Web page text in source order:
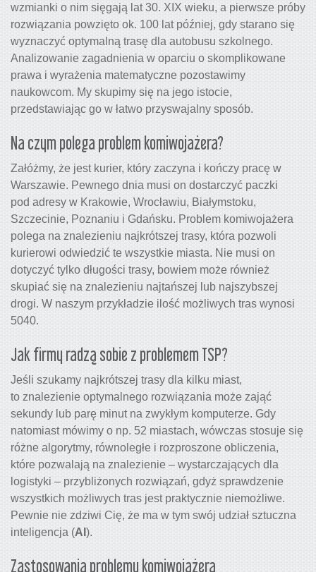
wzmianki o nim sięgają lat 30. XIX wieku, a pierwsze próby
rozwiązania powzięto ok. 100 lat później, gdy starano się
wyznaczyć optymalną trasę dla autobusu szkolnego.
Analizowanie zagadnienia w oparciu o skomplikowane
prawa i wyrażenia matematyczne pozostawimy
naukowcom. My skupimy się na jego istocie,
przedstawiając go w łatwo przyswajalny sposób.
Na czym polega problem komiwojażera?
Załóżmy, że jest kurier, który zaczyna i kończy pracę w
Warszawie. Pewnego dnia musi on dostarczyć paczki
pod adresy w Krakowie, Wrocławiu, Białymstoku,
Szczecinie, Poznaniu i Gdańsku. Problem komiwojażera
polega na znalezieniu najkrótszej trasy, która pozwoli
kurierowi odwiedzić te wszystkie miasta. Nie musi on
dotyczyć tylko długości trasy, bowiem może również
skupiać się na znalezieniu najtańszej lub najszybszej
drogi. W naszym przykładzie ilość możliwych tras wynosi
5040.
Jak firmy radzą sobie z problemem TSP?
Jeśli szukamy najkrótszej trasy dla kilku miast,
to znalezienie optymalnego rozwiązania może zająć
sekundy lub parę minut na zwykłym komputerze. Gdy
natomiast mówimy o np. 52 miastach, wówczas stosuje się
różne algorytmy, równoległe i rozproszone obliczenia,
które pozwalają na znalezienie – wystarczających dla
logistyki – przybliżonych rozwiązań, gdyż sprawdzenie
wszystkich możliwych tras jest praktycznie niemożliwe.
Pewnie nie zdziwi Cię, że ma w tym swój udział sztuczna
inteligencja (AI ).
Zastosowania problemu komiwojażera